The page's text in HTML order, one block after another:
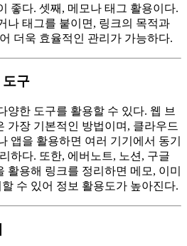
좋다. 셋째, 메모나 태그 활용이다.
나 태그를 붙이면, 링크의 목적과
더욱 효율적인 관리가 가능하다.
도구
양한 도구를 활용할 수 있다. 웹 브
가장 기본적인 방법이며, 클라우드
앱을 활용하면 여러 기기에서 동기
하다. 또한, 에버노트, 노션, 구글
활용해 링크를 정리하면 메모, 이미
수 있어 정보 활용도가 높아진다.